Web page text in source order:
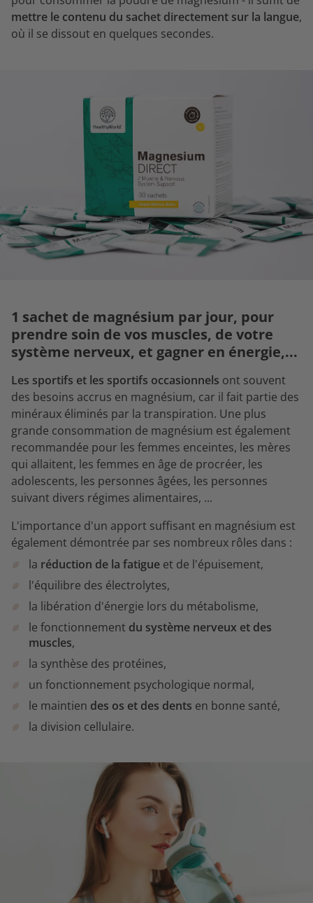
mettre le contenu du sachet directement sur la langue,
où il se dissout en quelques secondes.
1 sachet de magnésium par jour, pour
prendre soin de vos muscles, de votre
système nerveux, et gagner en énergie,...
Les sportifs et les sportifs occasionnels ont souvent
des besoins accrus en magnésium, car il fait partie des
minéraux éliminés par la transpiration. Une plus
grande consommation de magnésium est également
recommandée pour les femmes enceintes, les mères
qui allaitent, les femmes en âge de procréer, les
adolescents, les personnes âgées, les personnes
suivant divers régimes alimentaires, ...
L'importance d'un apport suffisant en magnésium est
également démontrée par ses nombreux rôles dans :
la réduction de la fatigue et de l'épuisement,
l'équilibre des électrolytes,
la libération d'énergie lors du métabolisme,
le fonctionnement du système nerveux et des
muscles,
la synthèse des protéines,
un fonctionnement psychologique normal,
le maintien des os et des dents en bonne santé,
la division cellulaire.